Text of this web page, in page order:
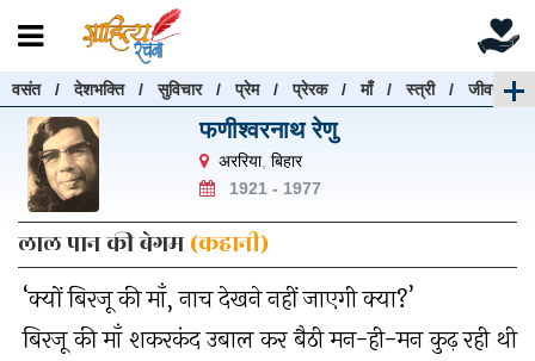
वसंत/देशभक्ति/सुविचार/प्रेम/प्रेरक/माँ/स्त्री/जीवन
फणीश्वरनाथ रेणु
अररिया, बिहार
1921 - 1977
लाल पान की बेगम(कहानी)
‘क्यों बिरजू की माँ, नाच देखने नहीं जाएगी क्या?’
बिरजू की माँ शकरकंद उबाल कर बैठी मन-ही-मन कुढ़ रही थी
रचनाएँ खोजें
रचनाएँ खोजने के लिए नीचे दी गई बॉक्स में हिन्दी में लिखें और
"खोजें" बटन पर क्लिक करें
खोजें